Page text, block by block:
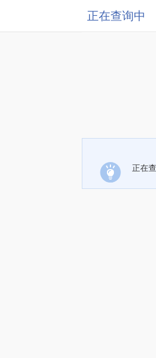
正在查询中
正在